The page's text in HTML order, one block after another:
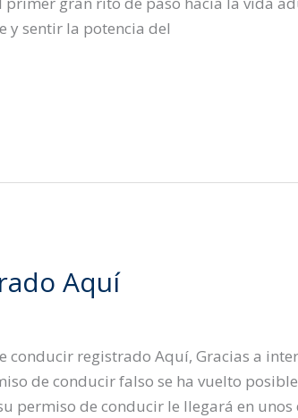
y sentir la potencia del
Aquí
registrado Aquí, Gracias a
de conducir falso se ha vuelto
permiso de conducir le llegará en unos